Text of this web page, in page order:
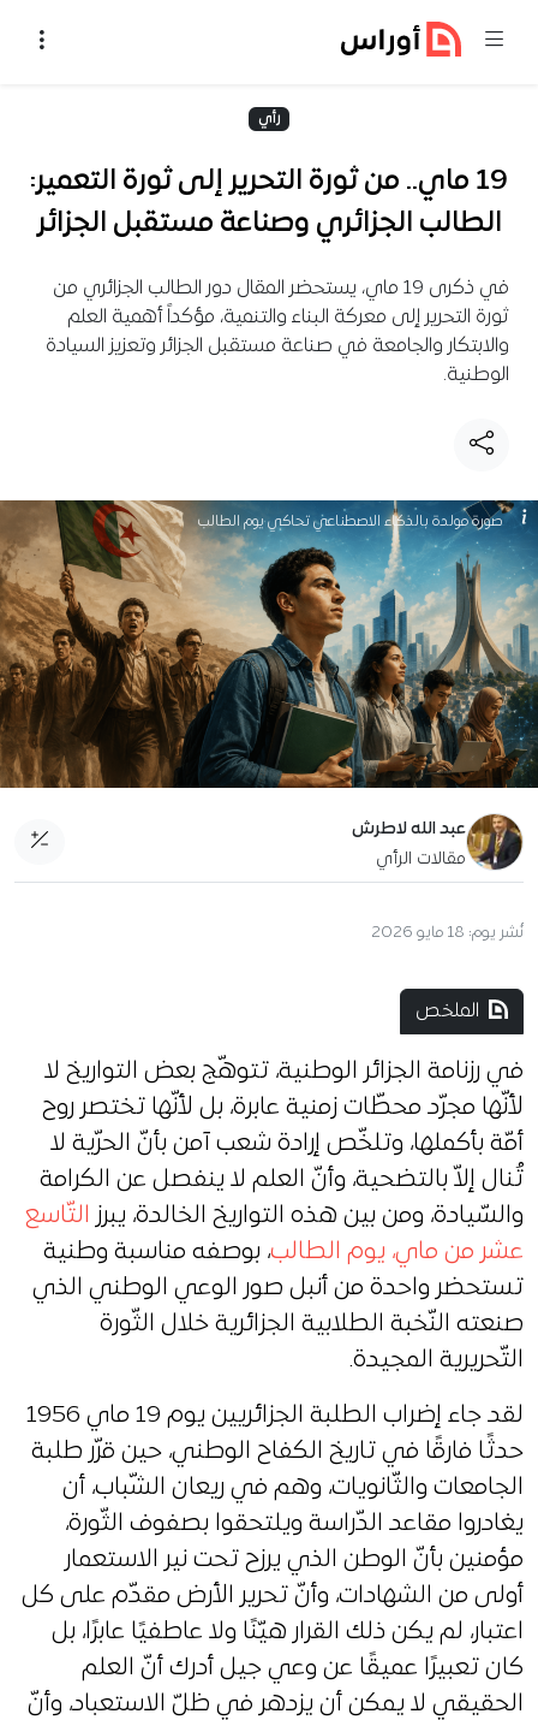
رأي
19 ماي.. من ثورة التحرير إلى ثورة التعمير:
الطالب الجزائري وصناعة مستقبل الجزائر
في ذكرى 19 ماي، يستحضر المقال دور الطالب الجزائري من
ثورة التحرير إلى معركة البناء والتنمية، مؤكداً أهمية العلم
والابتكار والجامعة في صناعة مستقبل الجزائر وتعزيز السيادة
الوطنية.
صورة مولدة بالذكاء الاصطناعي تحاكي يوم الطالب
عبد الله لاطرش
مقالات الرأي
نُشر يوم: 18 مايو 2026
الملخص
في رزنامة الجزائر الوطنية، تتوهّج بعض التواريخ لا
لأنّها مجرّد محطّات زمنية عابرة، بل لأنّها تختصر روح
أمّة بأكملها، وتلخّص إرادة شعب آمن بأنّ الحرّية لا
تُنال إلاّ بالتضحية، وأنّ العلم لا ينفصل عن الكرامة
والسّيادة، ومن بين هذه التواريخ الخالدة، يبرز التّاسع
عشر من ماي، يوم الطالب، بوصفه مناسبة وطنية
تستحضر واحدة من أنبل صور الوعي الوطني الذي
صنعته النّخبة الطلابية الجزائرية خلال الثّورة
التّحريرية المجيدة.
لقد جاء إضراب الطلبة الجزائريين يوم 19 ماي 1956
حدثًا فارقًا في تاريخ الكفاح الوطني، حين قرّر طلبة
الجامعات والثّانويات، وهم في ريعان الشّباب، أن
يغادروا مقاعد الدّراسة ويلتحقوا بصفوف الثّورة،
مؤمنين بأنّ الوطن الذي يرزح تحت نير الاستعمار
أولى من الشهادات، وأنّ تحرير الأرض مقدّم على كل
اعتبار، لم يكن ذلك القرار هيّنًا ولا عاطفيًا عابرًا، بل
كان تعبيرًا عميقًا عن وعي جيل أدرك أنّ العلم
الحقيقي لا يمكن أن يزدهر في ظلّ الاستعباد، وأنّ